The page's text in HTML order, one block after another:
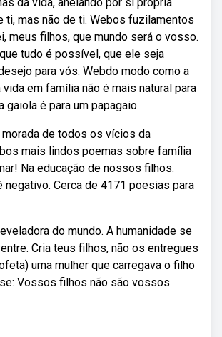
ti, mas não de ti. Webos fuzilamentos
meus filhos, que mundo será o vosso.
tudo é possível, que ele seja
para vós. Webdo modo como a
em família não é mais natural para
gaiola é para um papagaio.
morada de todos os vícios da
mais lindos poemas sobre família
Na educação de nossos filhos.
negativo. Cerca de 4171 poesias para
do mundo. A humanidade se
Cria teus filhos, não os entregues
uma mulher que carregava o filho
Vossos filhos não são vossos